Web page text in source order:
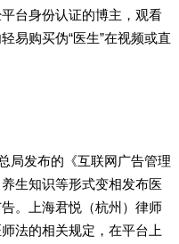
台身份认证的博主，观看
易购买伪“医生”在视频或直
发布的《互联网广告管理
生知识等形式变相发布医
。上海君悦（杭州）律师
法的相关规定，在平台上